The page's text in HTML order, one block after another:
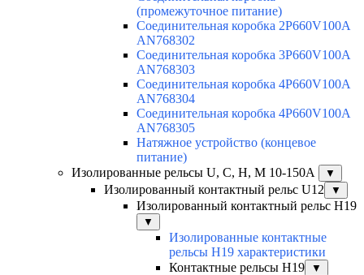
(промежуточное питание)
Соединительная коробка 2P660V100A
AN768302
Соединительная коробка 3P660V100A
AN768303
Соединительная коробка 4P660V100A
AN768304
Соединительная коробка 4P660V100A
AN768305
Натяжное устройство (концевое
питание)
Изолированные рельсы U, C, H, M 10-150А
▼
Изолированный контактный рельс U12 ▼
Изолированный контактный рельс Н19
▼
Изолированные контактные
рельсы Н19 характеристики
Контактные рельсы H19
▼